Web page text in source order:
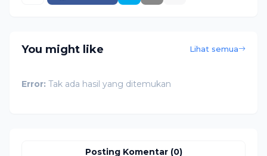
You might like Lihat semua
Error: Tak ada hasil yang ditemukan
Posting Komentar (0)